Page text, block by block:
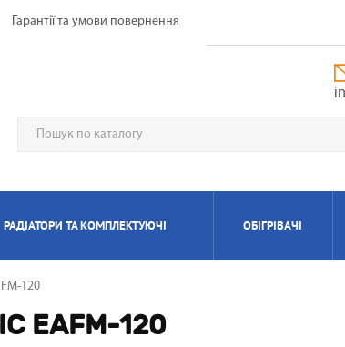
Гарантії та умови повернення
РАДІАТОРИ ТА КОМПЛЕКТУЮЧІ ОБІГРІВАЧІ
120
EAFM-120